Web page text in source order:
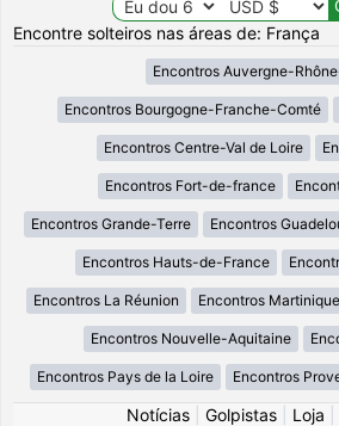
Encontre solteiros nas áreas de: França
Encontros Auvergne-
Encontros Bourgogne-Franche-Comté
Encontros Centre-Val de Loire
Encontros Fort-de-france
Encontros Grande-Terre Encontros
Encontros Hauts-de-France
Encontros La Réunion Encontros Martinique
Encontros Nouvelle-Aquitaine
Encontros Pays de la Loire Encontros
Notícias Golpistas Loja